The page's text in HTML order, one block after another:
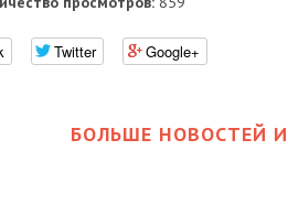
Twitter Google+
БОЛЬШЕ НОВОСТЕЙ